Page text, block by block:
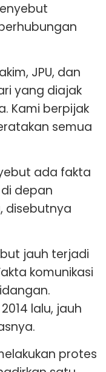
JPU, dan
yang diajak
Kami berpijak
semua
ada fakta
depan
disebutnya
jauh terjadi
komunikasi
lalu, jauh
protes